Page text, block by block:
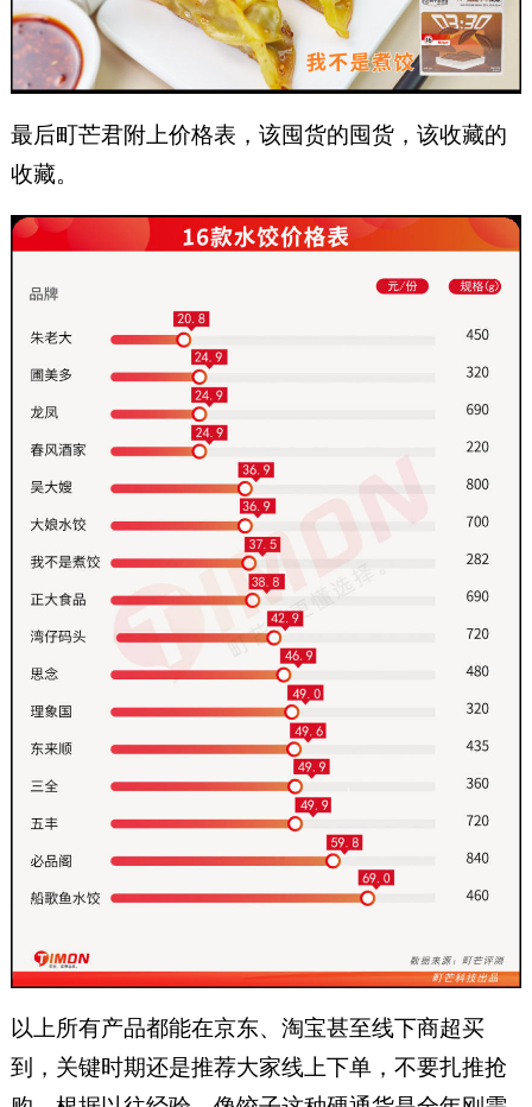
最后町芒君附上价格表，该囤货的囤货，该收藏的
收藏。
以上所有产品都能在京东、淘宝甚至线下商超买
到，关键时期还是推荐大家线上下单，不要扎推抢